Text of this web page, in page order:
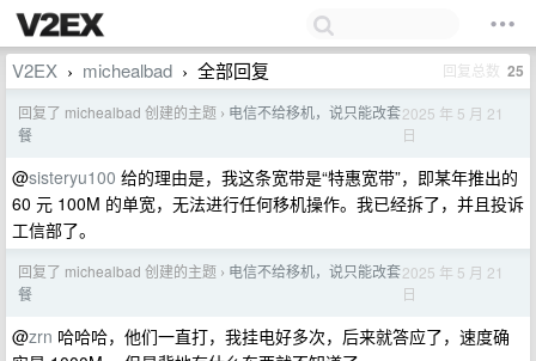
V2EX › michealbad › 全部回复 回复总数 25
回复了 michealbad 创建的主题 › 电信不给移机，说只能改套
餐
2025 年 5 月 21
日
@sisteryu100 给的理由是，我这条宽带是“特惠宽带”，即某年推出的
60 元 100M 的单宽，无法进行任何移机操作。我已经拆了，并且投诉
工信部了。
回复了 michealbad 创建的主题 › 电信不给移机，说只能改套
餐
2025 年 5 月 21
日
@zrn 哈哈哈，他们一直打，我挂电好多次，后来就答应了，速度确